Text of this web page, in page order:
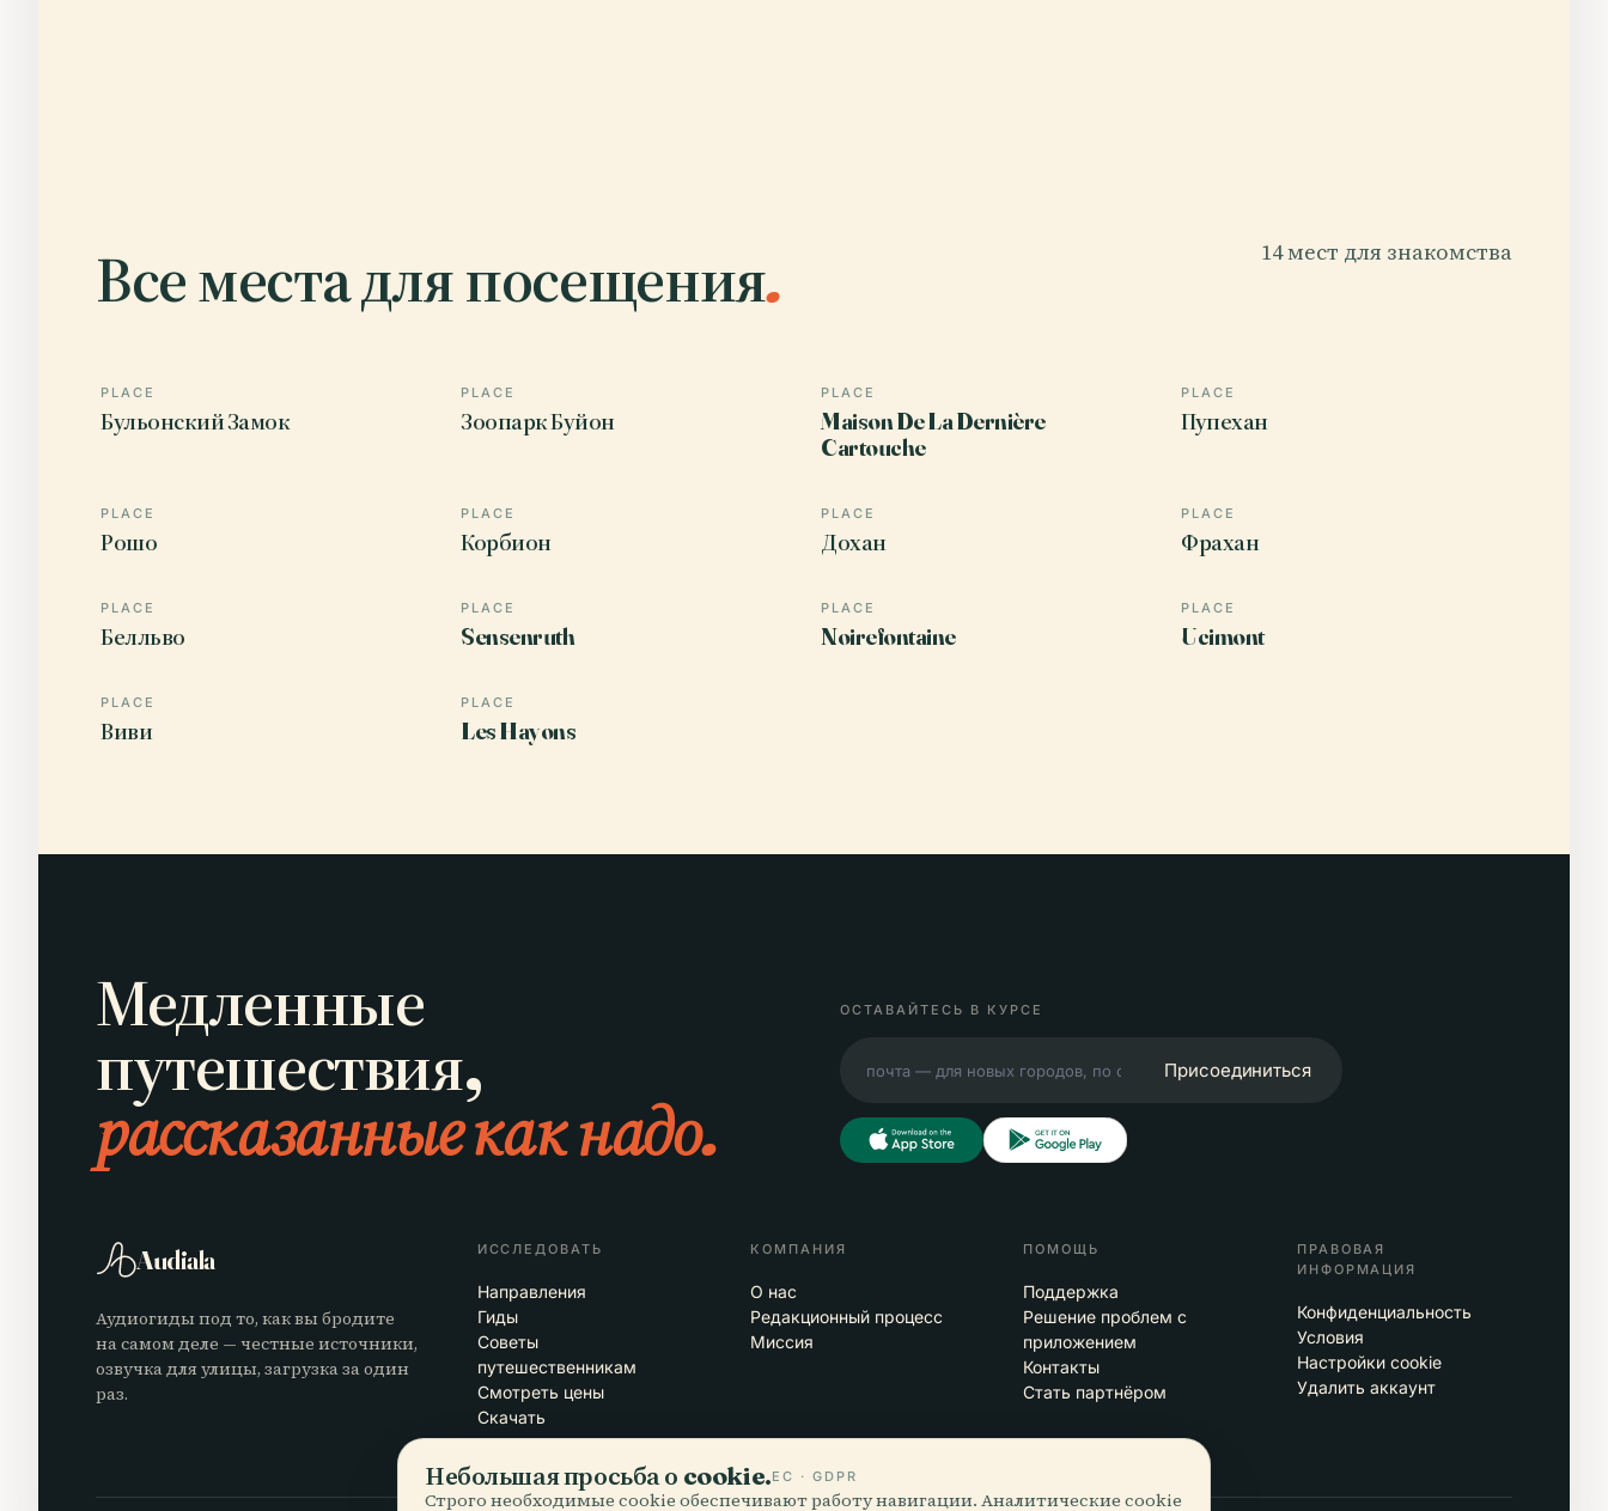
Все места для посещения. 14 мест для знакомства
PLACE
Бульонский Замок
PLACE
Зоопарк Буйон
PLACE
Maison De La Dernière
Cartouche
PLACE
Пупехан
PLACE
Рошо
PLACE
Корбион
PLACE
Дохан
PLACE
Фрахан
PLACE
Белльво
PLACE
Sensenruth
PLACE
Noirefontaine
PLACE
Ucimont
PLACE
Виви
PLACE
Les Hayons
Медленные
путешествия,
рассказанные как надо.
ОСТАВАЙТЕСЬ В КУРСЕ
Присоединиться
Audiala
Аудиогиды под то, как вы бродите
на самом деле — честные источники,
озвучка для улицы, загрузка за один
раз.
ИССЛЕДОВАТЬ
Направления
Гиды
Советы
путешественникам
Смотреть цены
Скачать
КОМПАНИЯ
О нас
Редакционный процесс
Миссия
ПОМОЩЬ
Поддержка
Решение проблем с
приложением
Контакты
Стать партнёром
ПРАВОВАЯ
ИНФОРМАЦИЯ
Конфиденциальность
Условия
Настройки cookie
Удалить аккаунт
Небольшая просьба о cookie.ЕС · GDPR
Строго необходимые cookie обеспечивают работу навигации. Аналитические cookie